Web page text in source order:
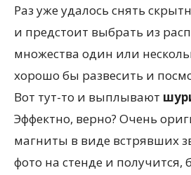
Раз уже удалось снять
и предстоит выбрать из
множества один или
хорошо бы развесить и
Вот тут-то и выплывают
Эффектно, верно? Очень
магниты в виде встрявших
фото на стенде и получится,